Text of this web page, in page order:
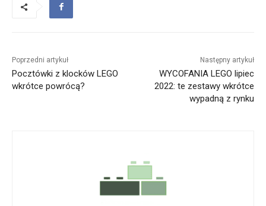
Poprzedni artykuł
Pocztówki z klocków LEGO
wkrótce powrócą?
Następny artykuł
WYCOFANIA LEGO lipiec
2022: te zestawy wkrótce
wypadną z rynku